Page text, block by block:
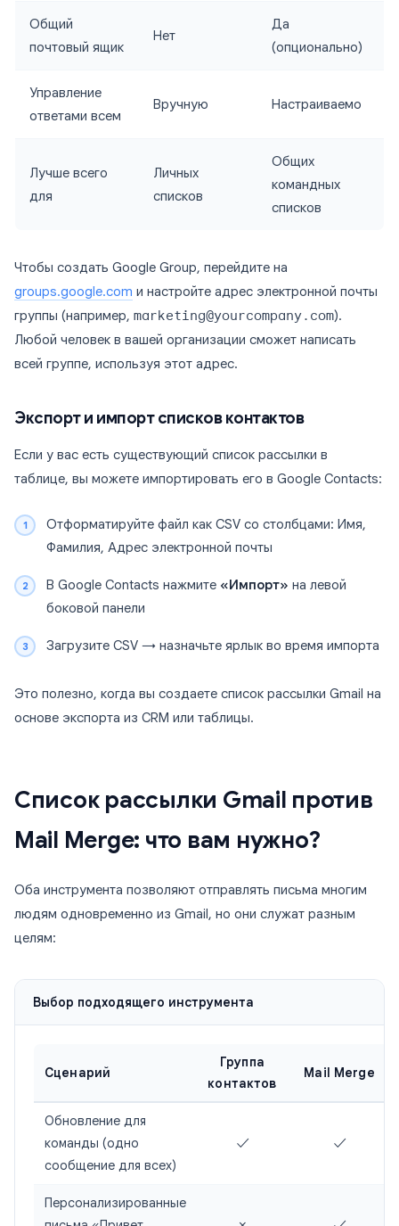
Общий
почтовый ящик
Нет
Да
(опционально)
Управление
ответами всем
Вручную Настраиваемо
Лучше всего
для
Личных
списков
Общих
командных
списков
Чтобы создать Google Group, перейдите на
groups.google.com и настройте адрес электронной почты
группы (например, marketing@yourcompany.com).
Любой человек в вашей организации сможет написать
всей группе, используя этот адрес.
Экспорт и импорт списков контактов
Если у вас есть существующий список рассылки в
таблице, вы можете импортировать его в Google Contacts:
Отформатируйте файл как CSV со столбцами: Имя,
Фамилия, Адрес электронной почты
В Google Contacts нажмите «Импорт» на левой
боковой панели
Загрузите CSV → назначьте ярлык во время импорта
Это полезно, когда вы создаете список рассылки Gmail на
основе экспорта из CRM или таблицы.
Список рассылки Gmail против
Mail Merge: что вам нужно?
Оба инструмента позволяют отправлять письма многим
людям одновременно из Gmail, но они служат разным
целям:
Выбор подходящего инструмента
Сценарий
Группа
контактов
Mail Merge
Обновление для
команды (одно
сообщение для всех)
✓ ✓
Персонализированные